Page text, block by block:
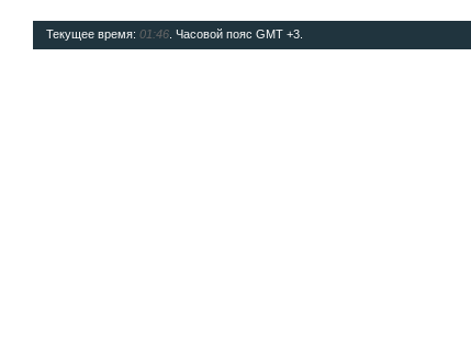
Текущее время: 01:46 . Часовой пояс GMT +3.